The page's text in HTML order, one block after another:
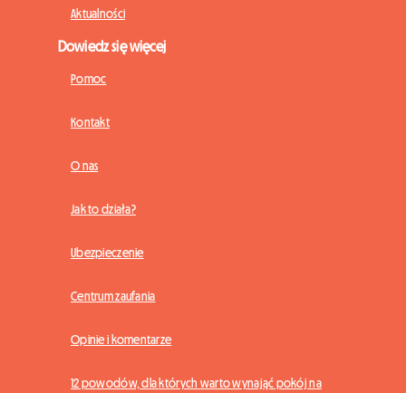
Aktualności
Dowiedz się więcej
Pomoc
Kontakt
O nas
Jak to działa?
Ubezpieczenie
Centrum zaufania
Opinie i komentarze
12 powodów, dla których warto wynająć pokój na